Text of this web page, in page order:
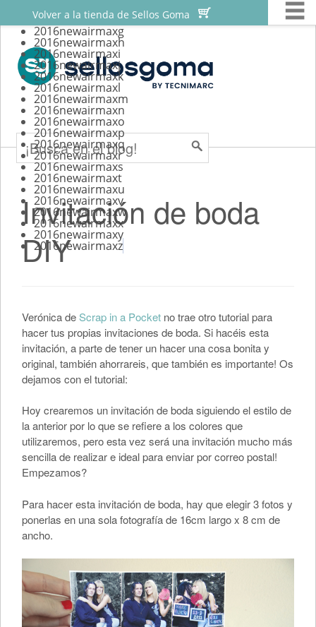
 
Volver a la tienda de Sellos Goma
2016newairmaxg
2016newairmaxh
2016newairmaxi
2016newairmaxj
2016newairmaxk
2016newairmaxl
2016newairmaxm
2016newairmaxn
2016newairmaxo
2016newairmaxp
2016newairmaxq
2016newairmaxr
2016newairmaxs
2016newairmaxt
2016newairmaxu
2016newairmaxv
2016newairmaxw
2016newairmaxx
2016newairmaxy
2016newairmaxz
Search
to
content
Sellos personalizados
Sellos para scrapbooking
Sellos para bodas
Sellos automaticos
Tutoriales
Invitación de boda
DIY
Verónica deScrap in a Pocket no trae otro tutorial para
hacer tus propias invitaciones de boda. Si hacéis esta
invitación, a parte de tener un hacer una cosa bonita y
original, también ahorrareis, que también es importante! Os
dejamos con el tutorial:
Hoy crearemos un invitación de boda siguiendo el estilo de
la anterior por lo que se refiere a los colores que
utilizaremos, pero esta vez será una invitación mucho más
sencilla de realizar e ideal para enviar por correo postal!
Empezamos?
Para hacer esta invitación de boda, hay que elegir 3 fotos y
ponerlas en una sola fotografía de 16cm largo x 8 cm de
ancho.